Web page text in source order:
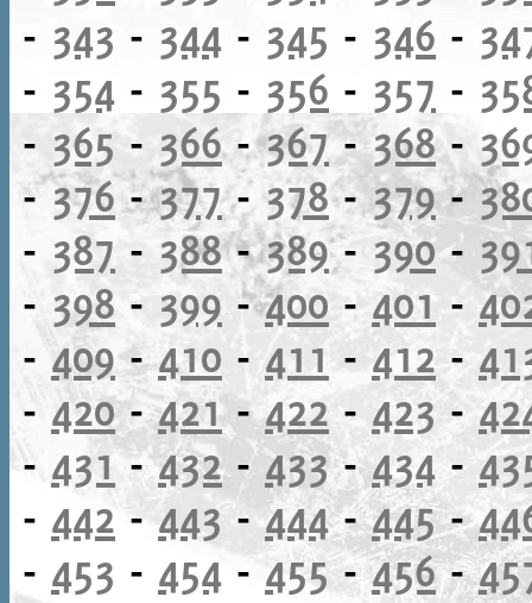
- 343 - 344 - 345 - 346 -
- 354 - 355 - 356 - 357 -
- 365 - 366-367-368-
-376-377-378- 379-
- 387 - 388-389- 390-
- 398 - 399 -400-401 -
-409-410 - 411-412 -
- 420-421-422 - 423 -
- 431-432-433-434-
- 442 -443 -444-445-
- 453 - 454 -455-456-